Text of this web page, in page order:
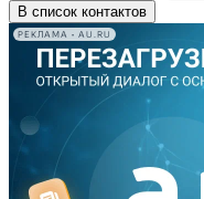
В список контактов
РЕКЛАМА • AU.RU